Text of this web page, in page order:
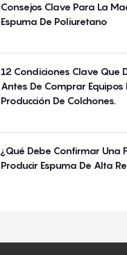
Consejos Clave Para La
Espuma De Poliuretano
12 Condiciones Clave Que
Antes De Comprar Equipos
Producción De Colchones.
¿Qué Debe Confirmar Una
Producir Espuma De Alta